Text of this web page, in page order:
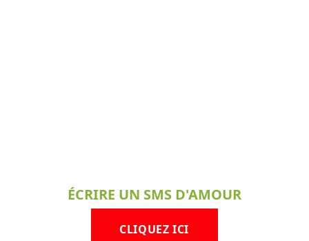
ÉCRIRE UN SMS D'AMOUR
CLIQUEZ ICI